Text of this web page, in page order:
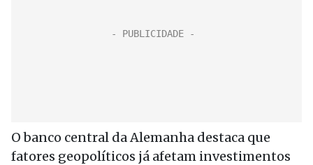
O banco central da Alemanha destaca que
fatores geopolíticos já afetam investimentos